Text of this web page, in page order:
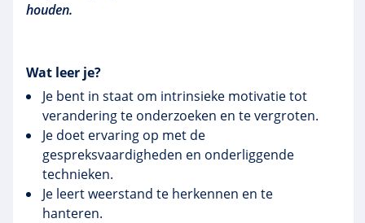
houden.
Wat leer je?
Je bent in staat om intrinsieke motivatie tot
verandering te onderzoeken en te vergroten.
Je doet ervaring op met de
gespreksvaardigheden en onderliggende
technieken.
Je leert weerstand te herkennen en te
hanteren.